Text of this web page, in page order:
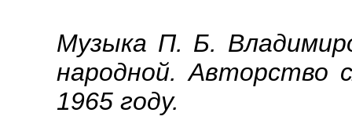
Музыка П. Б.
народной. Авторство
1965 году.